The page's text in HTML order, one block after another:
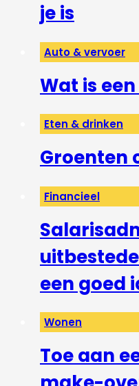
je is
Auto & vervoer
Wat is
Eten & drinken
Groenten
Financieel
een goed
Wonen
Toe aan